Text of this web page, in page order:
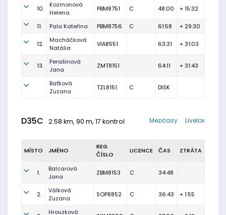
10.
Kozmonová
Helena
PBM8751 C 48:00 + 15:32
11. Pala Kateřina PBM8756 C 61:58 + 29:30
12.
Macháčková
Natália
VIA8551 63:31 + 31:03
13.
Perašinová
Jana
ZMT8151 64:11 + 31:43
Baťková
Zuzana
TZL8151 C DISK
D35C 2.58 km, 90 m, 17 kontrol Livelox
Mezičasy
MÍSTO JMÉNO
REG.
ČÍSLO
LICENCE ČAS ZTRÁTA
1.
Balcarová
Jana
ZBM8153 C 34:48
2.
Válková
Zuzana
SOP8852 C 36:43 + 1:55
Hrouzková